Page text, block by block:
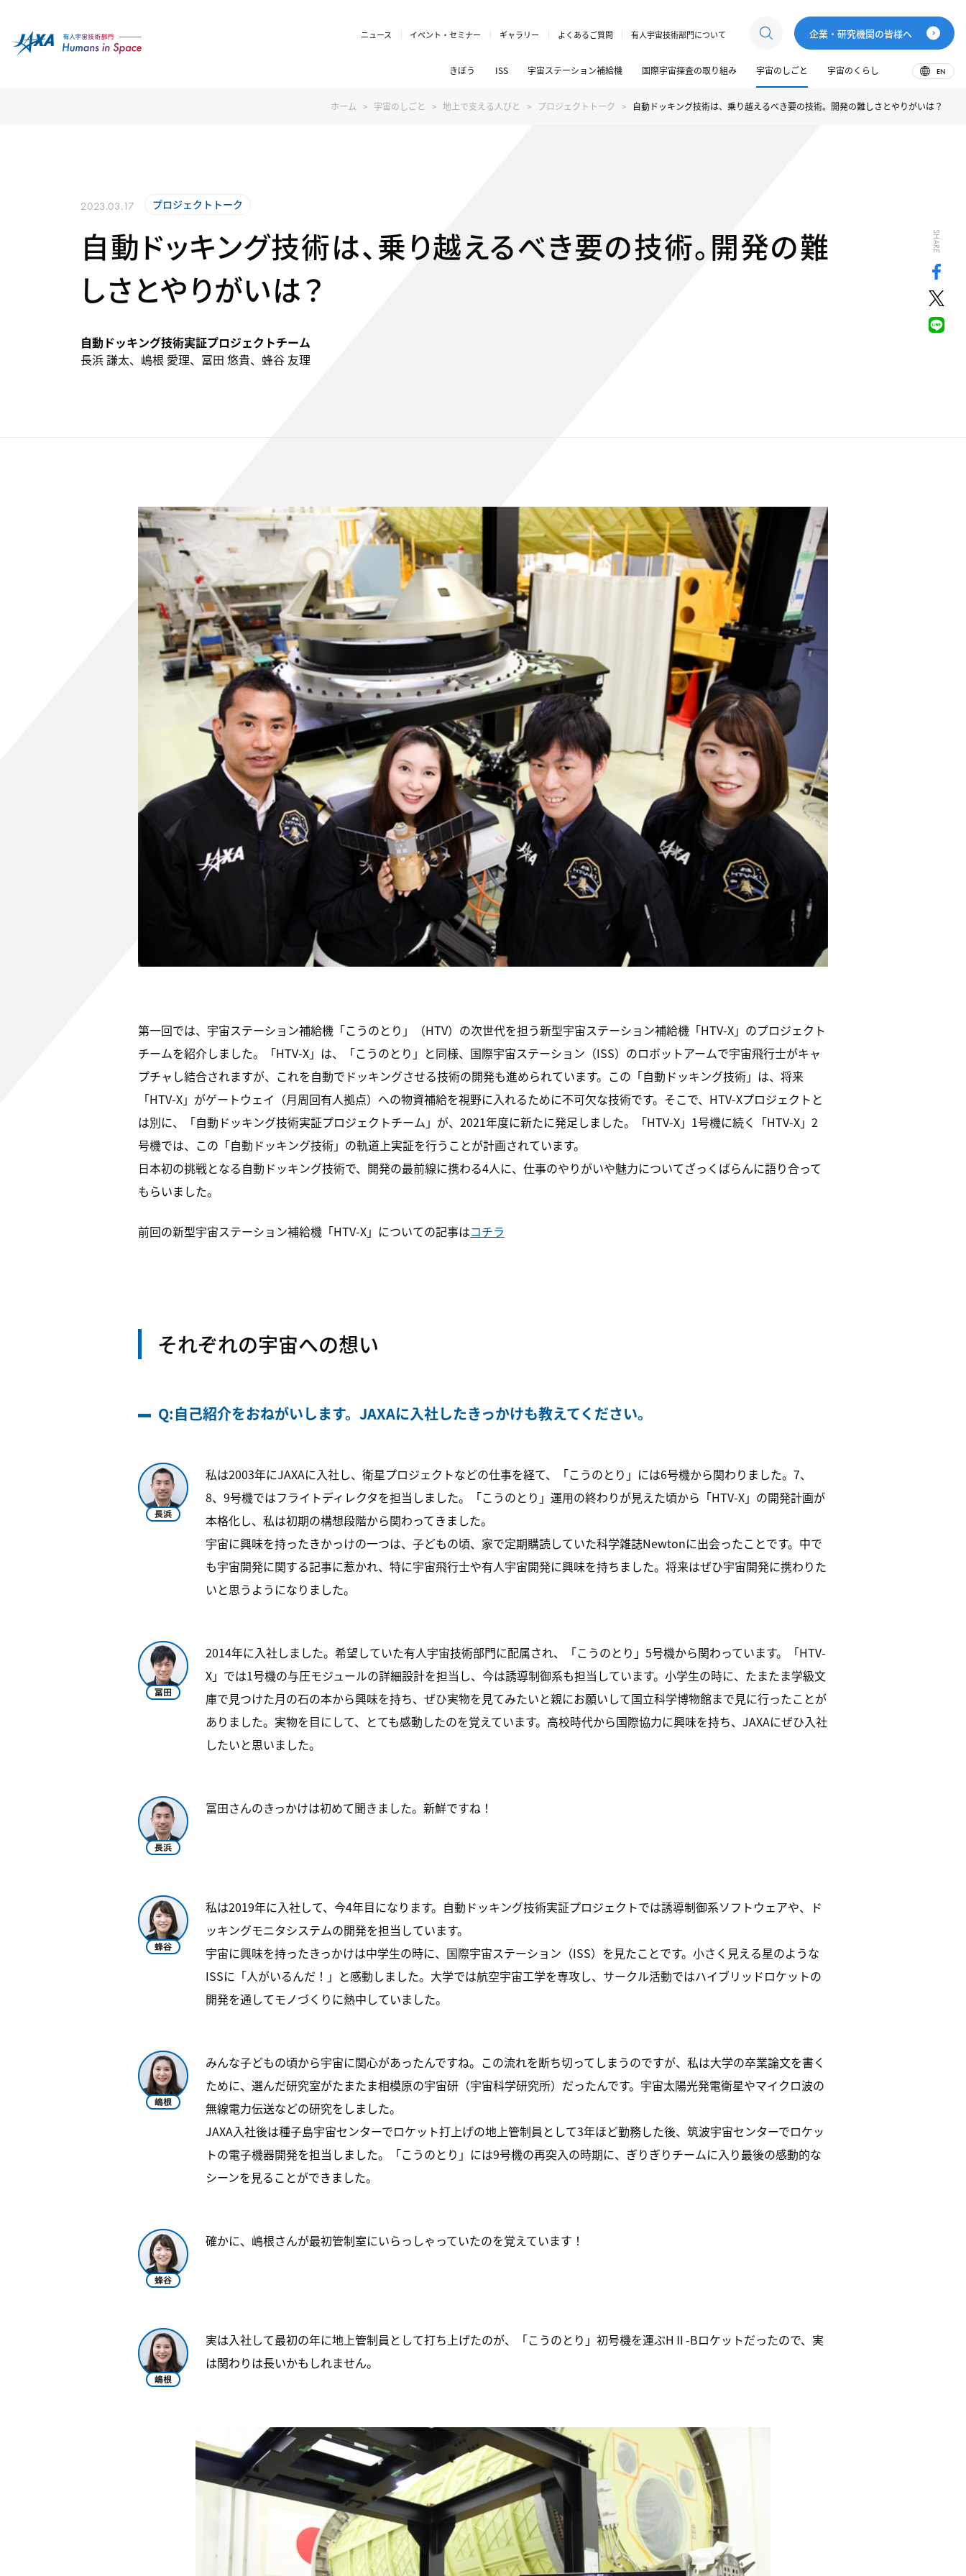
ニュース イベント・セミナー ギャラリー よくあるご質問 有人宇宙技術部門について 企業・研究機関の皆様へ
きぼう ISS 宇宙ステーション補給機 国際宇宙探査の取り組み 宇宙のしごと 宇宙のくらし EN
ホーム 宇宙のしごと 地上で支える人びと プロジェクトトーク 自動ドッキング技術は、乗り越えるべき要の技術。開発の難しさとやりがいは？
2023.03.17 プロジェクトトーク
自動ドッキング技術は、乗り越えるべき要の技術。開発の難
しさとやりがいは？
自動ドッキング技術実証プロジェクトチーム
長浜 謙太、嶋根 愛理、冨田 悠貴、蜂谷 友理
SHARE
第一回では、宇宙ステーション補給機「こうのとり」（HTV）の次世代を担う新型宇宙ステーション補給機「HTV-X」のプロジェクト
チームを紹介しました。「HTV-X」は、「こうのとり」と同様、国際宇宙ステーション（ISS）のロボットアームで宇宙飛行士がキャ
プチャし結合されますが、これを自動でドッキングさせる技術の開発も進められています。この「自動ドッキング技術」は、将来
「HTV-X」がゲートウェイ（月周回有人拠点）への物資補給を視野に入れるために不可欠な技術です。 そこで、HTV-Xプロジェクトと
は別に、「自動ドッキング技術実証プロジェクトチーム」が、2021年度に新たに発足しました。「HTV-X」1号機に続く「HTV-X」2
号機では、この「自動ドッキング技術」の軌道上実証を行うことが計画されています。
日本初の挑戦となる自動ドッキング技術で、開発の最前線に携わる4人に、仕事のやりがいや魅力についてざっくばらんに語り合って
もらいました。
前回の新型宇宙ステーション補給機「HTV-X」についての記事はコチラ
それぞれの宇宙への想い
Q:自己紹介をおねがいします。JAXAに入社したきっかけも教えてください。
私は2003年にJAXAに入社し、衛星プロジェクトなどの仕事を経て、「こうのとり」には6号機から関わりました。7、
8、9号機ではフライトディレクタを担当しました。「こうのとり」運用の終わりが見えた頃から「HTV-X」の開発計画が
本格化し、私は初期の構想段階から関わってきました。
宇宙に興味を持ったきかっけの一つは、子どもの頃、家で定期購読していた科学雑誌Newtonに出会ったことです。中で
も宇宙開発に関する記事に惹かれ、特に宇宙飛行士や有人宇宙開発に興味を持ちました。将来はぜひ宇宙開発に携わりた
いと思うようになりました。
2014年に入社しました。希望していた有人宇宙技術部門に配属され、「こうのとり」5号機から関わっています。「HTV-
X」では1号機の与圧モジュールの詳細設計を担当し、今は誘導制御系も担当しています。小学生の時に、たまたま学級文
庫で見つけた月の石の本から興味を持ち、ぜひ実物を見てみたいと親にお願いして国立科学博物館まで見に行ったことが
ありました。実物を目にして、とても感動したのを覚えています。高校時代から国際協力に興味を持ち、JAXAにぜひ入社
したいと思いました。
冨田さんのきっかけは初めて聞きました。新鮮ですね！
私は2019年に入社して、今4年目になります。自動ドッキング技術実証プロジェクトでは誘導制御系ソフトウェアや、ド
ッキングモニタシステムの開発を担当しています。
宇宙に興味を持ったきっかけは中学生の時に、国際宇宙ステーション（ISS）を見たことです。小さく見える星のような
ISSに「人がいるんだ！」と感動しました。大学では航空宇宙工学を専攻し、サークル活動ではハイブリッドロケットの
開発を通してモノづくりに熱中していました。
みんな子どもの頃から宇宙に関心があったんですね。この流れを断ち切ってしまうのですが、私は大学の卒業論文を書く
ために、選んだ研究室がたまたま相模原の宇宙研（宇宙科学研究所）だったんです。宇宙太陽光発電衛星やマイクロ波の
無線電力伝送などの研究をしました。
JAXA入社後は種子島宇宙センターでロケット打上げの地上管制員として3年ほど勤務した後、筑波宇宙センターでロケッ
トの電子機器開発を担当しました。「こうのとり」には9号機の再突入の時期に、ぎりぎりチームに入り最後の感動的な
シーンを見ることができました。
確かに、嶋根さんが最初管制室にいらっしゃっていたのを覚えています！
実は入社して最初の年に地上管制員として打ち上げたのが、「こうのとり」初号機を運ぶHⅡ-Bロケットだったので、実
は関わりは長いかもしれません。